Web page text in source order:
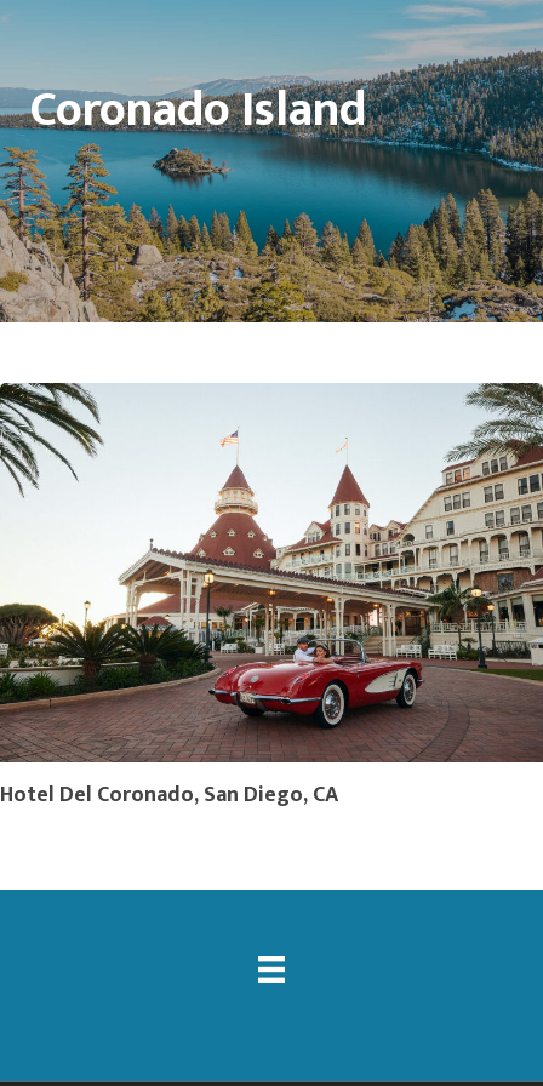
Coronado Island
Hotel Del Coronado, San Diego, CA